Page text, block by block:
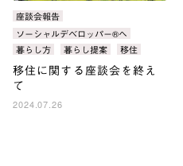
カ
テ
ゴ
リ：
座談会報告
タ
グ：
ソーシャルデベロッパー®へ
暮らし方
暮らし提案 移住
移住に関する座談会を終え
て
2024.07.26